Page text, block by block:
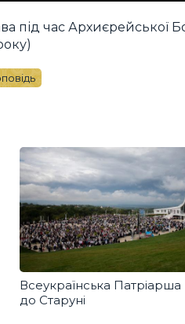
під час Архиєрейської
Всеукраїнська
до Старуні